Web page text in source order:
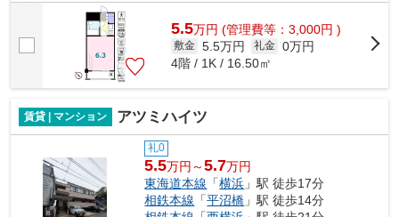
密着した当社へお任せ下さい。当社は、...
5.5万円 (管理費等：3,000円 )
敷金 5.5万円 礼金 0万円
4階 / 1K / 16.50㎡
賃貸 | マンション アツミハイツ
礼0
5.5万円～5.7万円
東海道本線 「横浜 」駅 徒歩17分
相鉄本線 「平沼橋 」駅 徒歩14分